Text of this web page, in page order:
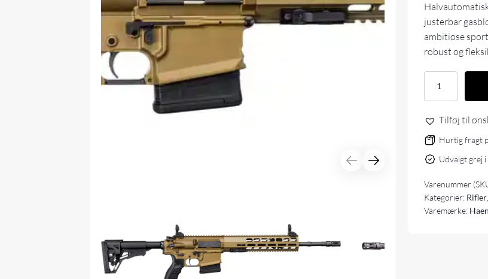
justerbar
ambitiøse
robust og
Haenel
FDE
antal
Tilføj til
Hurtig fragt
Udvalgt grej
Varenummer
Kategorier: Rifler
Varemærke: